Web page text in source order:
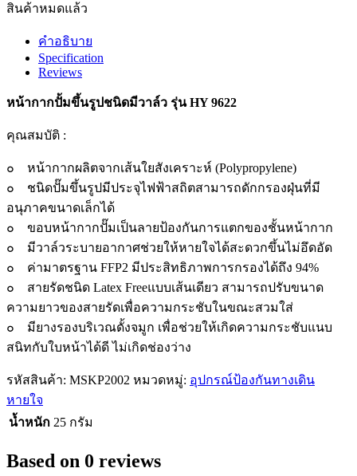
สินค้าหมดแล้ว
คำอธิบาย
Specification
Reviews
หน้ากากปั้มขึ้นรูปชนิดมีวาล์ว รุ่น HY 9622
คุณสมบัติ :
๐ หน้ากากผลิตจากเส้นใยสังเคราะห์ (Polypropylene)
๐ ชนิดปั๊มขึ้นรูปมีประจุไฟฟ้าสถิตสามารถดักกรองฝุ่นที่มี
อนุภาคขนาดเล็กได้
๐ ขอบหน้ากากปั๊มเป็นลายป้องกันการแตกของชั้นหน้ากาก
๐ มีวาล์วระบายอากาศช่วยให้หายใจได้สะดวกขึ้นไม่อึดอัด
๐ ค่ามาตรฐาน FFP2 มีประสิทธิภาพการกรองได้ถึง 94%
๐ สายรัดชนิด Latex Freeแบบเส้นเดียว สามารถปรับขนาด
ความยาวของสายรัดเพื่อความกระชับในขณะสวมใส่
๐ มียางรองบริเวณดั้งจมูก เพื่อช่วยให้เกิดความกระชับแนบ
สนิทกับใบหน้าได้ดี ไม่เกิดช่องว่าง
รหัสสินค้า: MSKP2002 หมวดหมู่: อุปกรณ์ป้องกันทางเดิน
หายใจ
น้ำหนัก 25 กรัม
Based on 0 reviews